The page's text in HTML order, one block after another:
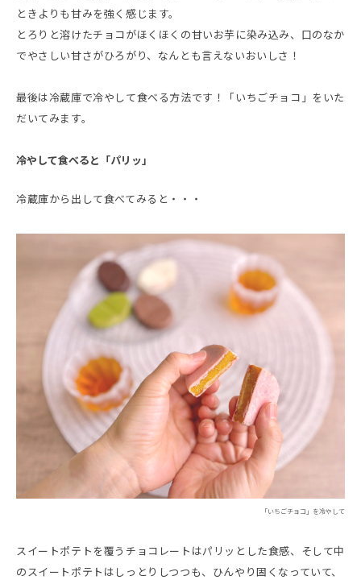
ときよりも甘みを強く感じます。
とろりと溶けたチョコがほくほくの甘いお芋に染み込み、口のなか
でやさしい甘さがひろがり、なんとも言えないおいしさ！
最後は冷蔵庫で冷やして食べる方法です！「いちごチョコ」をいた
だいてみます。
冷やして食べると「パリッ」
冷蔵庫から出して食べてみると・・・
「いちごチョコ」を冷やして
スイートポテトを覆うチョコレートはパリッとした食感、そして中
のスイートポテトはしっとりしつつも、ひんやり固くなっていて、